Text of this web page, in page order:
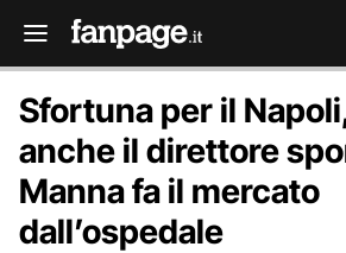
Sfortuna per il
anche il direttore
Manna fa il mercato
dall’ospedale